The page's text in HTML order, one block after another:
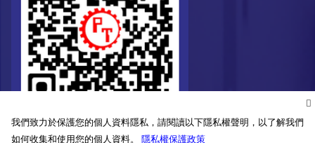
我們致力於保護您的個人資料隱私，請閱讀以下隱私權聲明，以了解我們
如何收集和使用您的個人資料。 隱私權保護政策